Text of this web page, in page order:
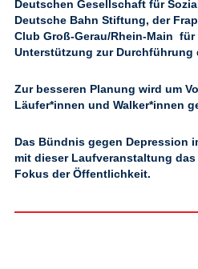
Deutschen Gesellschaft für
Deutsche Bahn Stiftung, der
Club Groß-Gerau/Rhein-Main
Unterstützung zur Durchführung
Zur besseren Planung wird um
Läufer*innen und Walker*innen
Das Bündnis gegen Depression
mit dieser Laufveranstaltung
Fokus der Öffentlichkeit.